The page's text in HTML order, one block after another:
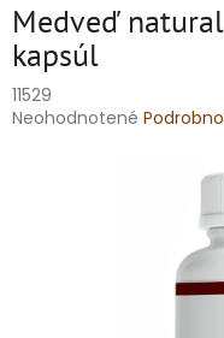
Medveď
kapsúl
11529
Priemerné
Neohodnotené